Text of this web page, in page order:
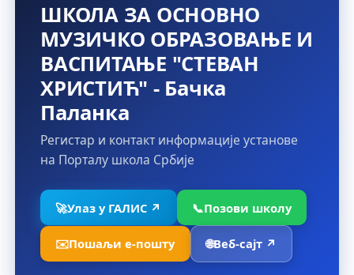
ШКОЛА ЗА ОСНОВНО
МУЗИЧКО ОБРАЗОВАЊЕ И
ВАСПИТАЊЕ "СТЕВАН
ХРИСТИЋ" - Бачка
Паланка
Регистар и контакт информације установе
на Порталу школа Србије
🚀Улаз у ГАЛИС ↗ 📞Позови школу
✉️Пошаљи е-пошту 🌐Веб-сајт ↗